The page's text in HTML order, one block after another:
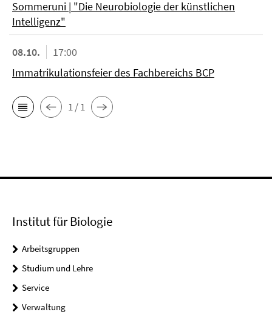
Sommeruni | "Die Neurobiologie der künstlichen
Intelligenz"
08.10.
17:00
Immatrikulationsfeier des Fachbereichs BCP
1 / 1
Institut für Biologie
Arbeitsgruppen
Studium und Lehre
Service
Verwaltung